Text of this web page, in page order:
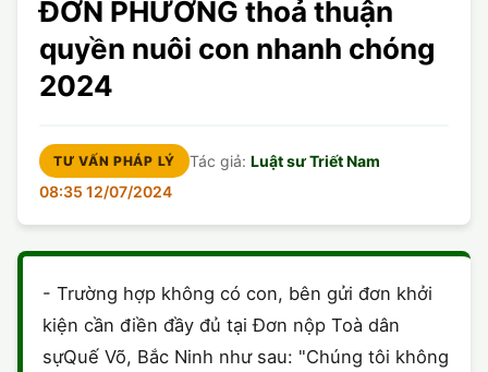
CHUYÊN VIÊN
TUYỂN DỤNG
DOANH NGHIỆP
GIẤY PHÉP CON
LAO ĐỘNG
DÂN SỰ
DOANH NGHIỆP
ĐẤT ĐAI
HÀNH CHÍNH
DI CHÚC
ĐĂNG KÝ XE
HÀNH CHÍNH
DÂN SỰ
HÌNH SỰ
HÔN NHÂN GIA ĐÌNH
ĐƠN PHƯƠNG thoả thuận
quyền nuôi con nhanh chóng
2024
TƯ VẤN PHÁP LÝ Tác giả:Luật sư Triết Nam
08:35 12/07/2024
- Trường hợp không có con, bên gửi đơn khởi
kiện cần điền đầy đủ tại Đơn nộp Toà dân
sựQuế Võ, Bắc Ninh như sau: "Chúng tôi không